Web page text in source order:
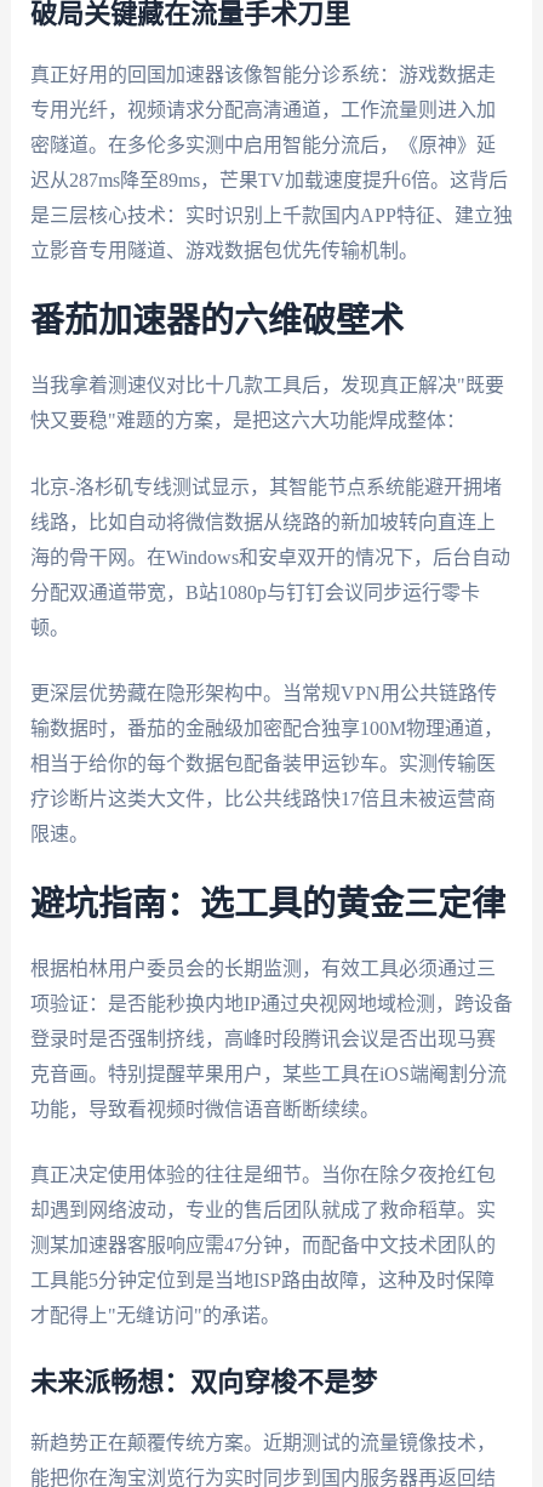
破局关键藏在流量手术刀里
真正好用的回国加速器该像智能分诊系统：游戏数据走
专用光纤，视频请求分配高清通道，工作流量则进入加
密隧道。在多伦多实测中启用智能分流后，《原神》延
迟从287ms降至89ms，芒果TV加载速度提升6倍。这背后
是三层核心技术：实时识别上千款国内APP特征、建立独
立影音专用隧道、游戏数据包优先传输机制。
番茄加速器的六维破壁术
当我拿着测速仪对比十几款工具后，发现真正解决"既要
快又要稳"难题的方案，是把这六大功能焊成整体：
北京-洛杉矶专线测试显示，其智能节点系统能避开拥堵
线路，比如自动将微信数据从绕路的新加坡转向直连上
海的骨干网。在Windows和安卓双开的情况下，后台自动
分配双通道带宽，B站1080p与钉钉会议同步运行零卡
顿。
更深层优势藏在隐形架构中。当常规VPN用公共链路传
输数据时，番茄的金融级加密配合独享100M物理通道，
相当于给你的每个数据包配备装甲运钞车。实测传输医
疗诊断片这类大文件，比公共线路快17倍且未被运营商
限速。
避坑指南：选工具的黄金三定律
根据柏林用户委员会的长期监测，有效工具必须通过三
项验证：是否能秒换内地IP通过央视网地域检测，跨设备
登录时是否强制挤线，高峰时段腾讯会议是否出现马赛
克音画。特别提醒苹果用户，某些工具在iOS端阉割分流
功能，导致看视频时微信语音断断续续。
真正决定使用体验的往往是细节。当你在除夕夜抢红包
却遇到网络波动，专业的售后团队就成了救命稻草。实
测某加速器客服响应需47分钟，而配备中文技术团队的
工具能5分钟定位到是当地ISP路由故障，这种及时保障
才配得上"无缝访问"的承诺。
未来派畅想：双向穿梭不是梦
新趋势正在颠覆传统方案。近期测试的流量镜像技术，
能把你在淘宝浏览行为实时同步到国内服务器再返回结